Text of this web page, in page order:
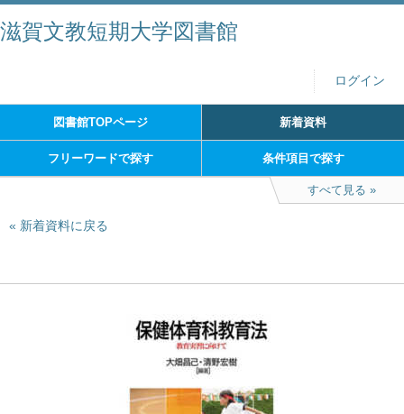
滋賀文教短期大学図書館
ログイン
図書館TOPページ 新着資料
フリーワードで探す 条件項目で探す
すべて見る
新着資料に戻る